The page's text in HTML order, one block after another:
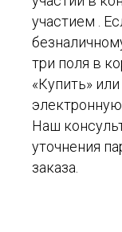
участием .
три поля в
«Купить»
электронную
Наш
уточнения
заказа.